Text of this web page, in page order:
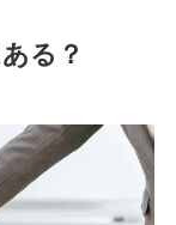
る？